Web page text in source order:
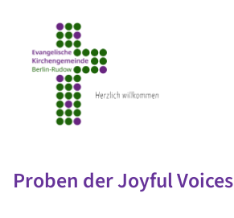
Proben der Joyful Voices